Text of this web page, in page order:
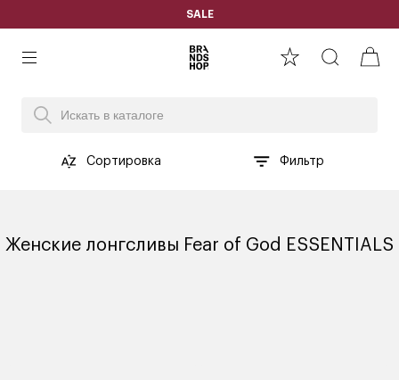
SALE
Сортировка Фильтр
Женские лонгсливы Fear of God ESSENTIALS